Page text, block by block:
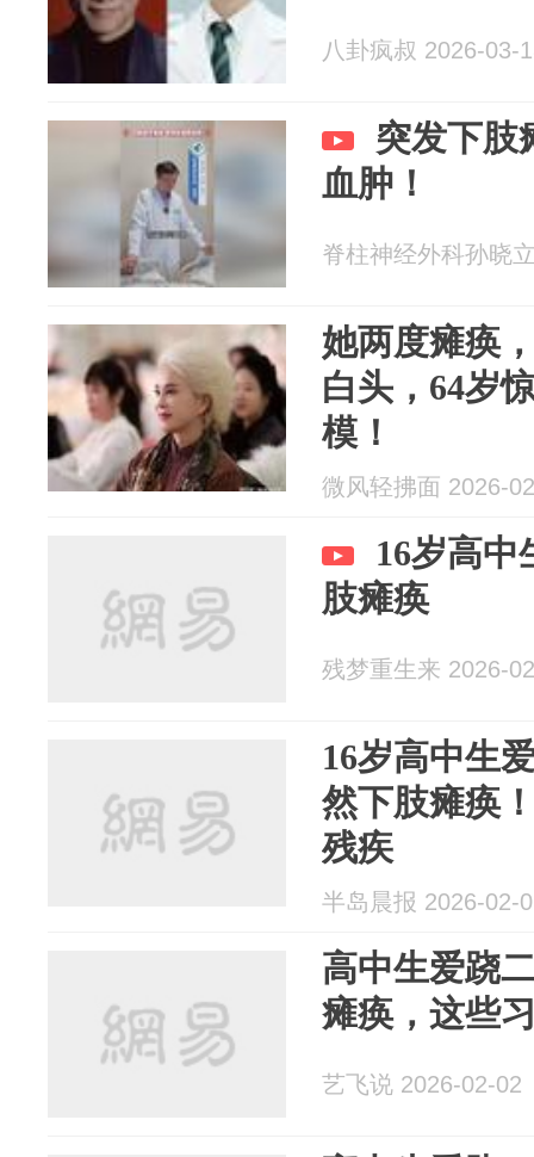
八卦疯叔 2026-03-
突发下肢
血肿！
脊柱神经外科孙晓
她两度瘫痪
白头，64岁
模！
微风轻拂面 2026-
16岁高中
肢瘫痪
残梦重生来 2026-
16岁高中生
然下肢瘫痪
残疾
半岛晨报 2026-02-
高中生爱跷
瘫痪，这些
艺飞说 2026-02-02